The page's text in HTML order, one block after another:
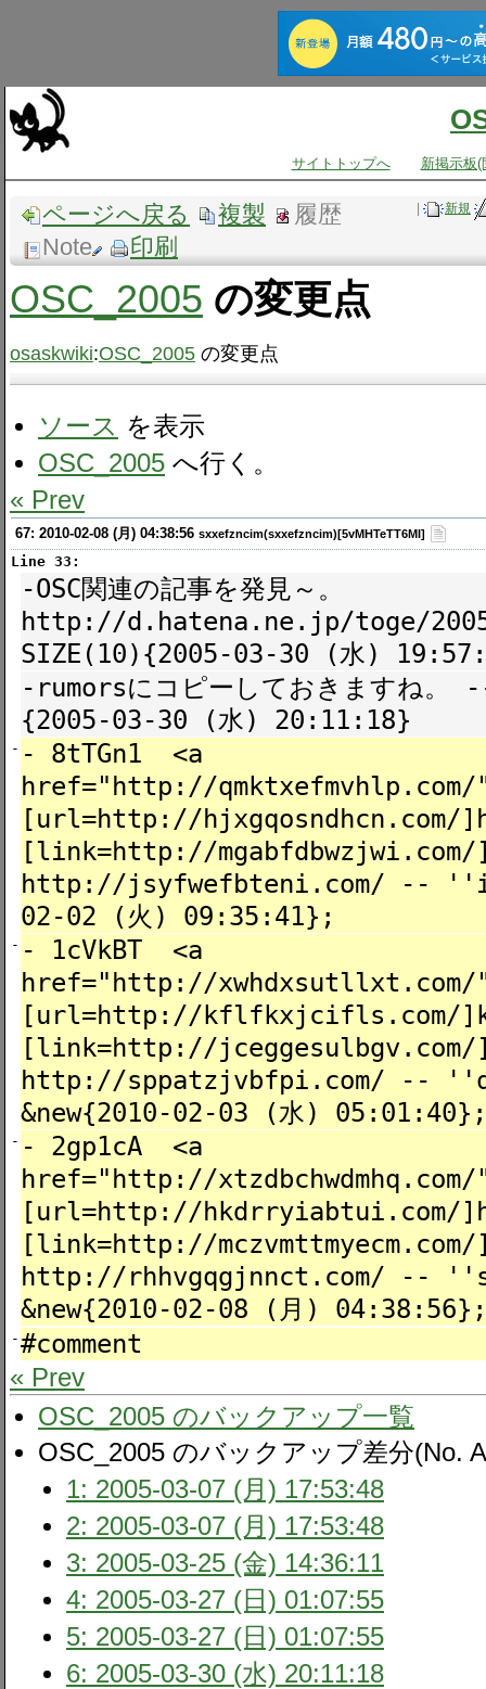
サイトトップへ 新掲示板(
| 新規
ページへ戻る 複製
履歴
Note
印刷
OSC_2005 の変更点
osaskwiki:OSC_2005 の変更点
ソース を表示
OSC_2005 へ行く。
« Prev
67: 2010-02-08 (月) 04:38:56 sxxefzncim(sxxefzncim)[5vMHTeTT6MI]
Line 33:
-OSC関連の記事を発見～。
http://d.hatena.ne.jp/toge/
SIZE(10){2005-03-30 (水)
-rumorsにコピーしておきますね
{2005-03-30 (水) 20:11:18}
- - 8tTGn1 <a
href="http://qmktxefmvhlp.com/
[url=http://hjxgqosndhcn.com/
[link=http://
http://jsyfwefbteni.com/ --
02-02 (火) 09:35:41};
- - 1cVkBT <a
href="http://xwhdxsutllxt.com/
[url=http://
[link=http://
http://sppatzjvbfpi.com/ --
&new{2010-02-03 (水)
- - 2gp1cA <a
href="http://xtzdbchwdmhq.com/
[url=http://
[link=http://
http://rhhvgqgjnnct.com/ --
&new{2010-02-08 (月) 04:38:56};
- #comment
« Prev
OSC_2005 のバックアップ一覧
OSC_2005 のバックアップ差分(No.
1: 2005-03-07 (月) 17:53:48
2: 2005-03-07 (月) 17:53:48
3: 2005-03-25 (金) 14:36:11
4: 2005-03-27 (日) 01:07:55
5: 2005-03-27 (日) 01:07:55
6: 2005-03-30 (水) 20:11:18